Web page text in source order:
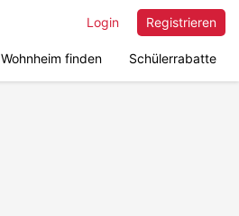
Registrieren
Login
Wohnheim finden Schülerrabatte